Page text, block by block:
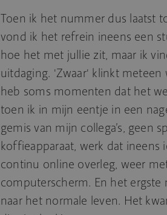
Toen ik het nummer dus laatst
vond ik het refrein ineens een
hoe het met jullie zit, maar ik
uitdaging. 'Zwaar' klinkt
heb soms momenten dat het
toen ik in mijn eentje in een
gemis van mijn collega’s, geen
koffieapparaat, werk dat ineens
continu online overleg, weer
computerscherm. En het
naar het normale leven. Het